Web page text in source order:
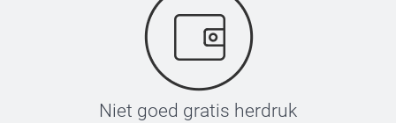
Niet goed gratis herdruk